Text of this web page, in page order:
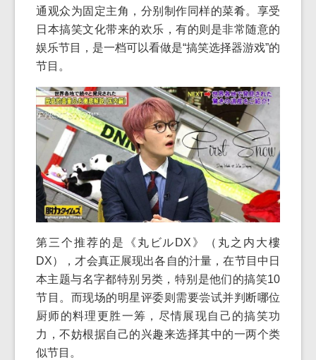
通观众为固定主角，分别制作同样的菜肴。享受
日本搞笑文化带来的欢乐，有的则是非常随意的
娱乐节目，是一档可以看做是“搞笑选择器游戏”的
节目。
第三个推荐的是《丸ビルDX》（丸之内大樓
DX），才会真正展现出各自的汁量，在节目中日
本主题与名字都特别另类，特别是他们的搞笑10
节目。而现场的明星评委则需要尝试并判断哪位
厨师的料理更胜一筹，尽情展现自己的搞笑功
力，不妨根据自己的兴趣来选择其中的一两个类
似节目。